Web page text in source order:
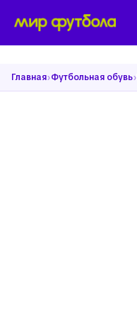
Главная›Футбольная обувь›